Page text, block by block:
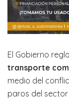
El Gobierno
transporte
medio del
paros del